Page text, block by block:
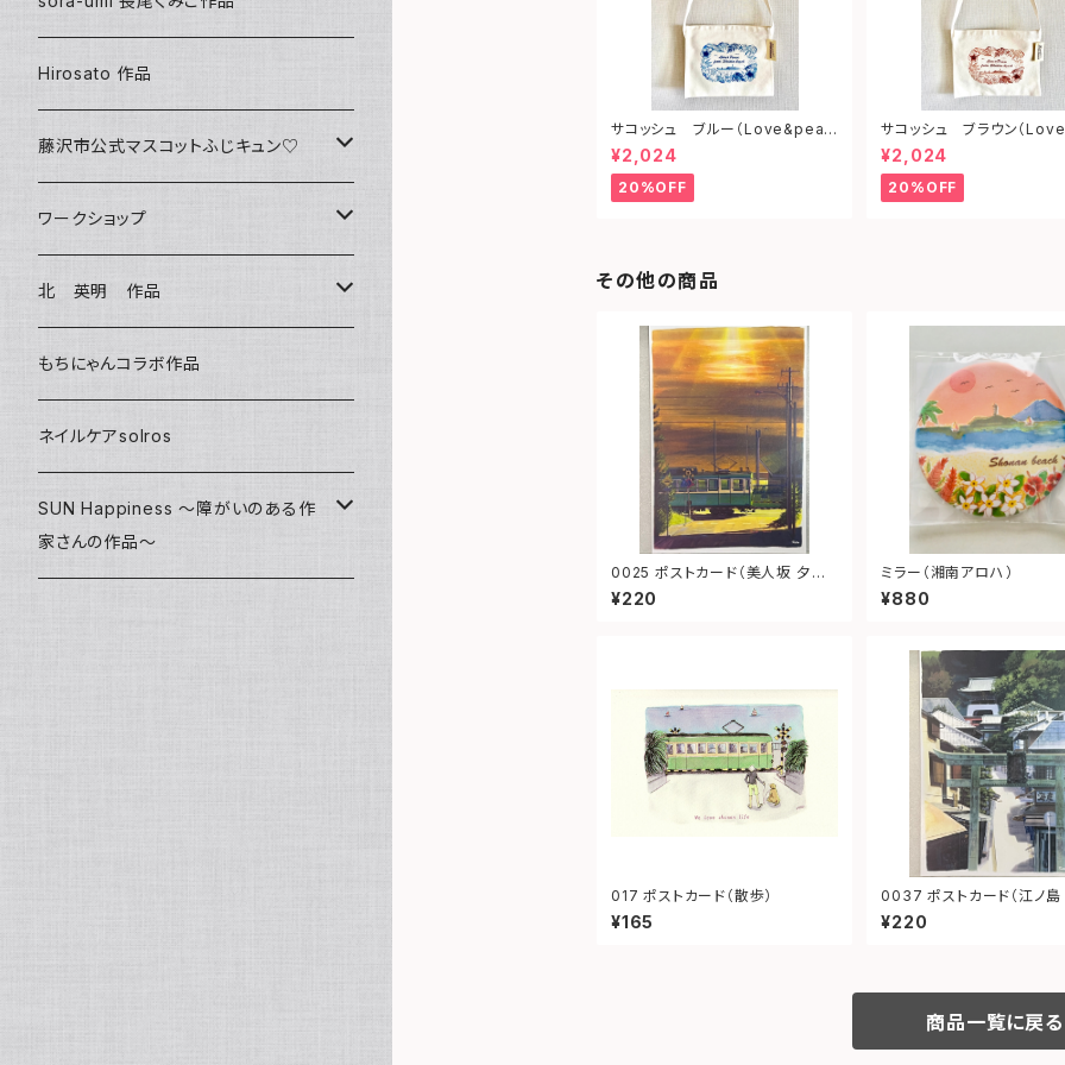
サコッシュ ブルー（Love&peac
e from shonan)
¥2,024
20%OFF
サコッシュ ブラウン（
ce from shonan)
¥2,024
20%OFF
その他の商品
0025 ポストカード（美人坂 夕
景 江ノ電）
¥220
ミラー（湘南アロハ）
¥880
017 ポストカード（散歩）
¥165
0037 ポストカード（江ノ島 参
道）
¥220
商品一覧に戻る
クリアファイル
マグカップ
スマホケース
キーホルダー
バッグ
Tシャツ
ミラー
ミニ額
Hirosato 作品
藤沢市公式マスコットふじキュン♡
クリアファイル
ボールペン
キーホルダー
マグネット
シール
ワークショップ
海レジンアートボード
レジンチャーム
サンキャッチャー
北 英明 作品
ポストカード
もちにゃんコラボ作品
ネイルケアsolros
SUN Happiness ～障がいのある作
家さんの作品～